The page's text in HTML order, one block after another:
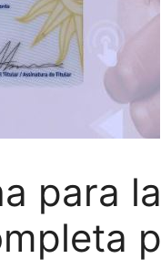
para